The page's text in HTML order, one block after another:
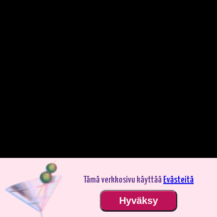
Pelaa demotilassa. Oikealla rahalla pelaaminen on jännittävämpää.
Tämä verkkosivu käyttää Evästeitä
Hyväksy